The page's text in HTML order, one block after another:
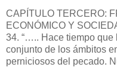
CAPÍTULO TERCERO:
ECONÓMICO Y
34. “….. Hace tiempo que
conjunto de los ámbitos
perniciosos del pecado.